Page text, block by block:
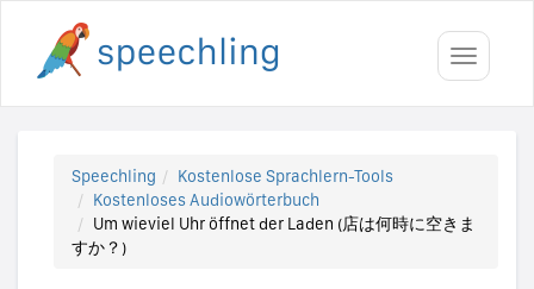
Toggle
Speechling
Kostenlose Sprachlern-Tools
Kostenloses Audiowörterbuch
Um wieviel Uhr öffnet der Laden (店は何時に空きま
すか？)